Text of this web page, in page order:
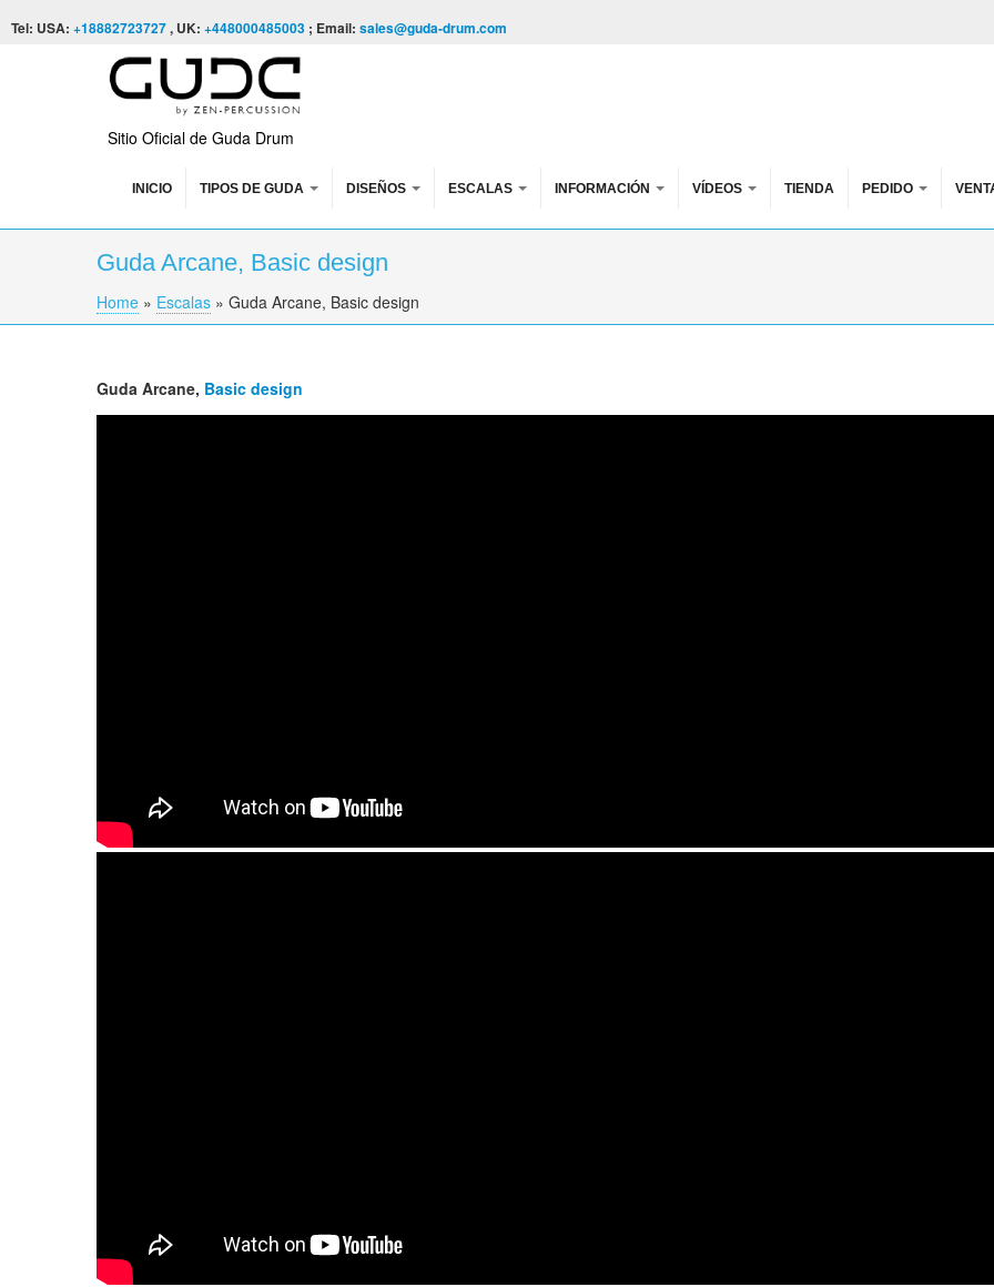
Tel: USA: +18882723727, UK: +448000485003 ; Email: sales@guda-drum.com
Sitio Oficial de Guda Drum
INICIO TIPOS DE GUDA DISEÑOS ESCALAS INFORMACIÓN VÍDEOS TIENDA PEDIDO
Guda Arcane, Basic design
You are here
Home » Escalas » Guda Arcane, Basic design
Guda Arcane, Basic design